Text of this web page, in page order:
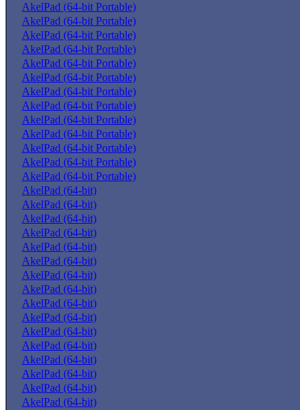
AkelPad (64-bit Portable)
AkelPad (64-bit Portable)
AkelPad (64-bit Portable)
AkelPad (64-bit Portable)
AkelPad (64-bit Portable)
AkelPad (64-bit Portable)
AkelPad (64-bit Portable)
AkelPad (64-bit Portable)
AkelPad (64-bit Portable)
AkelPad (64-bit Portable)
AkelPad (64-bit Portable)
AkelPad (64-bit Portable)
AkelPad (64-bit Portable)
AkelPad (64-bit)
AkelPad (64-bit)
AkelPad (64-bit)
AkelPad (64-bit)
AkelPad (64-bit)
AkelPad (64-bit)
AkelPad (64-bit)
AkelPad (64-bit)
AkelPad (64-bit)
AkelPad (64-bit)
AkelPad (64-bit)
AkelPad (64-bit)
AkelPad (64-bit)
AkelPad (64-bit)
AkelPad (64-bit)
AkelPad (64-bit)